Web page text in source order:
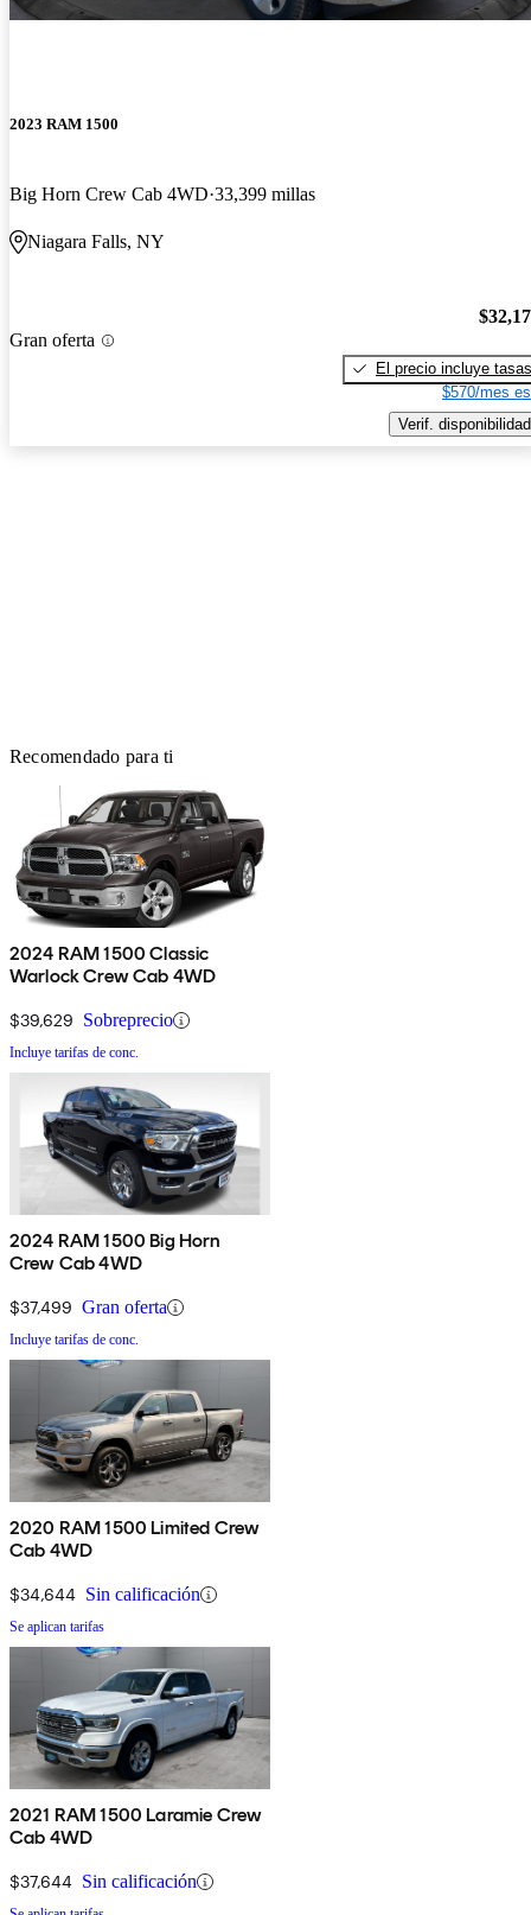
2023 RAM 1500
Big Horn Crew Cab 4WD 33,399 millas
Niagara Falls, NY
Gran oferta
El precio incluye tasas
$570/mes
Verif. disponibilidad
Recomendado para ti
2024 RAM 1500 Classic
Warlock Crew Cab 4WD
$39,629 Sobreprecio
Incluye tarifas de conc.
2024 RAM 1500 Big Horn
Crew Cab 4WD
$37,499 Gran oferta
Incluye tarifas de conc.
2020 RAM 1500 Limited Crew
Cab 4WD
$34,644 Sin calificación
Se aplican tarifas
2021 RAM 1500 Laramie Crew
Cab 4WD
$37,644 Sin calificación